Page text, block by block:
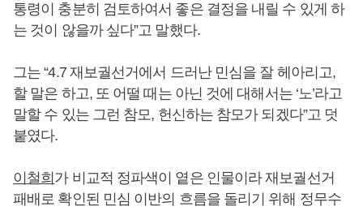
통령이 충분히 검토하여서 좋은 결정을 내릴 수 있게 하
는 것이 않을까 싶다”고 말했다.
그는 “4.7 재보궐선거에서 드러난 민심을 잘 헤아리고,
할 말은 하고, 또 어떨 때는 아닌 것에 대해서는 ‘노’라고
말할 수 있는 그런 참모, 헌신하는 참모가 되겠다”고 덧
붙였다.
이철희 가 비교적 정파색이 옅은 인물이라 재보궐선거
패배로 확인된 민심 이반의 흐름을 돌리기 위해 정무수